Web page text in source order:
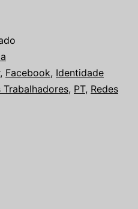
, Facebook, Identidade
, PT, Redes